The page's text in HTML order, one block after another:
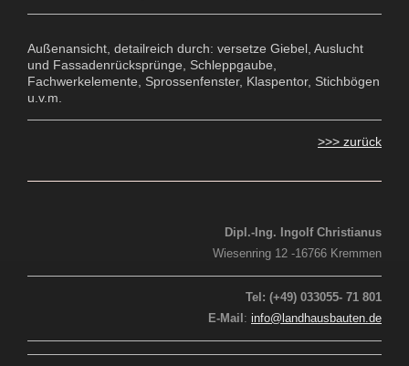
Außenansicht, detailreich durch: versetze Giebel, Auslucht
und Fassadenrücksprünge, Schleppgaube,
Fachwerkelemente, Sprossenfenster, Klaspentor, Stichbögen
u.v.m.
>>> zurück
Dipl.-Ing. Ingolf Christianus
Wiesenring 12 -16766 Kremmen
Tel: (+49) 033055- 71 801
E-Mail : info@landhausbauten.de